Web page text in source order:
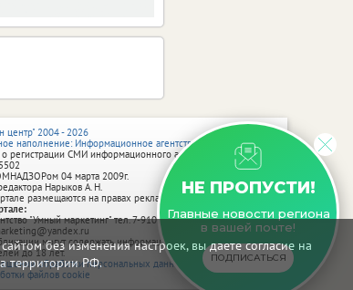
без изменения настроек, вы даете согласие на
территории РФ.
НЕ ПРОПУСТИ!
Главные новости региона
в вашей почте!
ПОДПИСАТЬСЯ
центр" 2004 - 2026
наполнение: Информационное агентство vRossii.ru
о регистрации СМИ информационного агентства vRossii.ru
04 марта 2009г.
Нарыков А. Н.
размещаются на правах рекламы.
"Умный маркетинг" тел. 7-910-267-70-40,
могут содержать информацию, не предназначенную
до 18 лет.
обработки персональных данных
файлов cookie